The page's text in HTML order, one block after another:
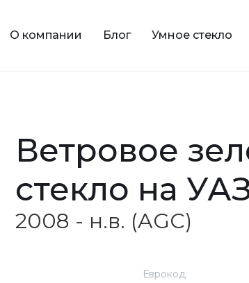
О компании Блог Умное стекло
ветровое зеленое
стекло на
2008 - н.в. (AGC)
Еврокод